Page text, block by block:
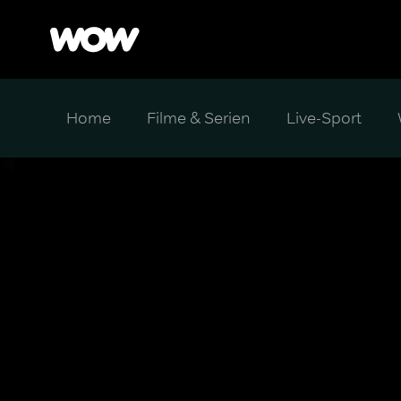
Home Filme & Serien Live-Sport